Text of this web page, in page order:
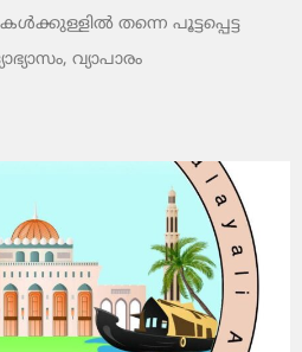
തന്നെ പൂട്ടപ്പെട്ട
വ്യാപാരം